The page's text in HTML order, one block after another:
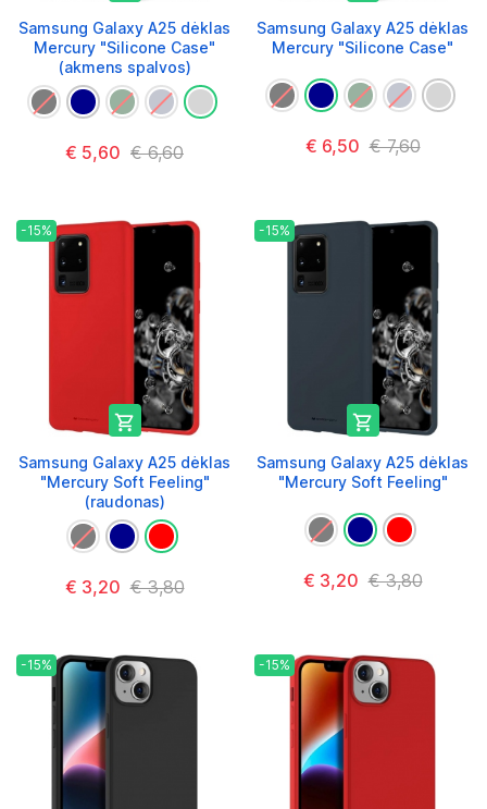
Samsung Galaxy A25 dėklas
Mercury "Silicone Case"
(akmens spalvos)
€ 5,60 € 6,60
Samsung Galaxy A25 dėklas
Mercury "Silicone Case"
€ 6,50 € 7,60
-15%

Samsung Galaxy A25 dėklas
"Mercury Soft Feeling"
(raudonas)
€ 3,20 € 3,80
-15%

Samsung Galaxy A25 dėklas
"Mercury Soft Feeling"
€ 3,20 € 3,80
-15% -15%